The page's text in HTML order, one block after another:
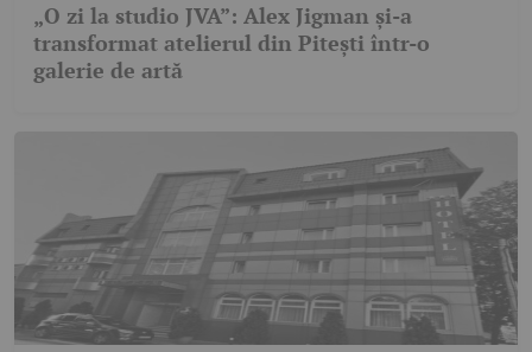
„O zi la studio JVA”: Alex Jigman și-a
transformat atelierul din Pitești într-o
galerie de artă